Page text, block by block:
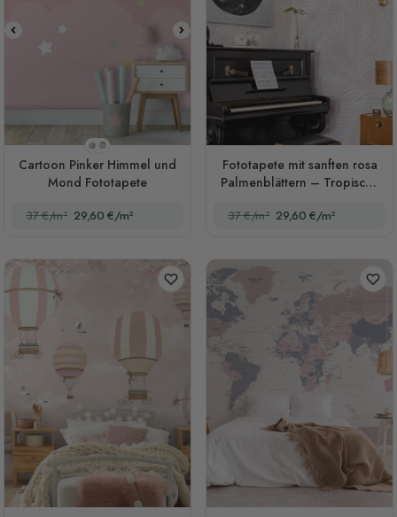
Stil 1
Stil 2
Cartoon Pinker Himmel und
Mond Fototapete
37 €/m² 29,60 €/m²
Fototapete mit sanften rosa
Palmenblättern – Tropische
37 €/m² 29,60 €/m²